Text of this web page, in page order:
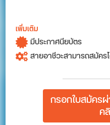
เพิ่มเติม
มีประกาศนียบัตร
สายอาชีวะสามารถสมัคร
กรอกใบสมัครผ่
ค